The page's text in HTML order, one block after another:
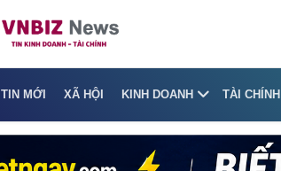
TIN MỚI XÃ HỘI KINH DOANH TÀI CHÍNH